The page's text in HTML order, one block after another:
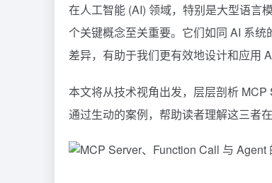
在人工智能 (AI) 领域，特别是大型语言
个关键概念至关重要。它们如同 AI 系
差异，有助于我们更有效地设计和应用
本文将从技术视角出发，层层剖析
通过生动的案例，帮助读者理解这三者